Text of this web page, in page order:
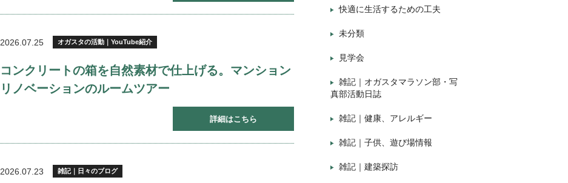
2026.07.25 オガスタの活動｜YouTube紹介
コンクリートの箱を自然素材で仕上げる。マンション
リノベーションのルームツアー
詳細はこちら
2026.07.23 雑記｜日々のブログ
快適に生活するための工夫
未分類
見学会
雑記｜オガスタマラソン部・写
真部活動日誌
雑記｜健康、アレルギー
雑記｜子供、遊び場情報
雑記｜建築探訪